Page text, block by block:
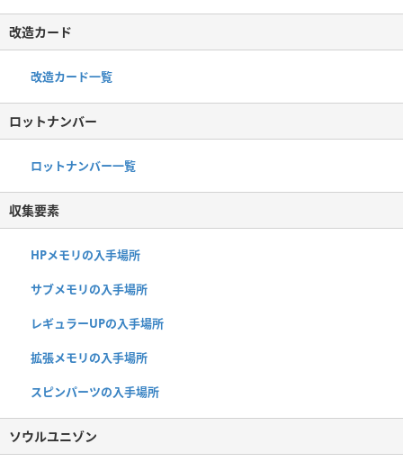
改造カード
改造カード一覧
ロットナンバー
ロットナンバー一覧
収集要素
HPメモリの入手場所
サブメモリの入手場所
レギュラーUPの入手場所
拡張メモリの入手場所
スピンパーツの入手場所
ソウルユニゾン